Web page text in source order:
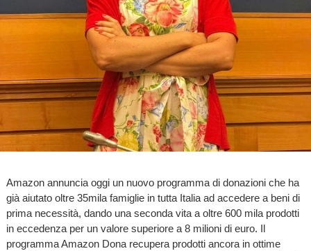
Amazon annuncia oggi un nuovo programma di donazioni che ha
già aiutato oltre 35mila famiglie in tutta Italia ad accedere a beni di
prima necessità, dando una seconda vita a oltre 600 mila prodotti
in eccedenza per un valore superiore a 8 milioni di euro. Il
programma Amazon Dona recupera prodotti ancora in ottime